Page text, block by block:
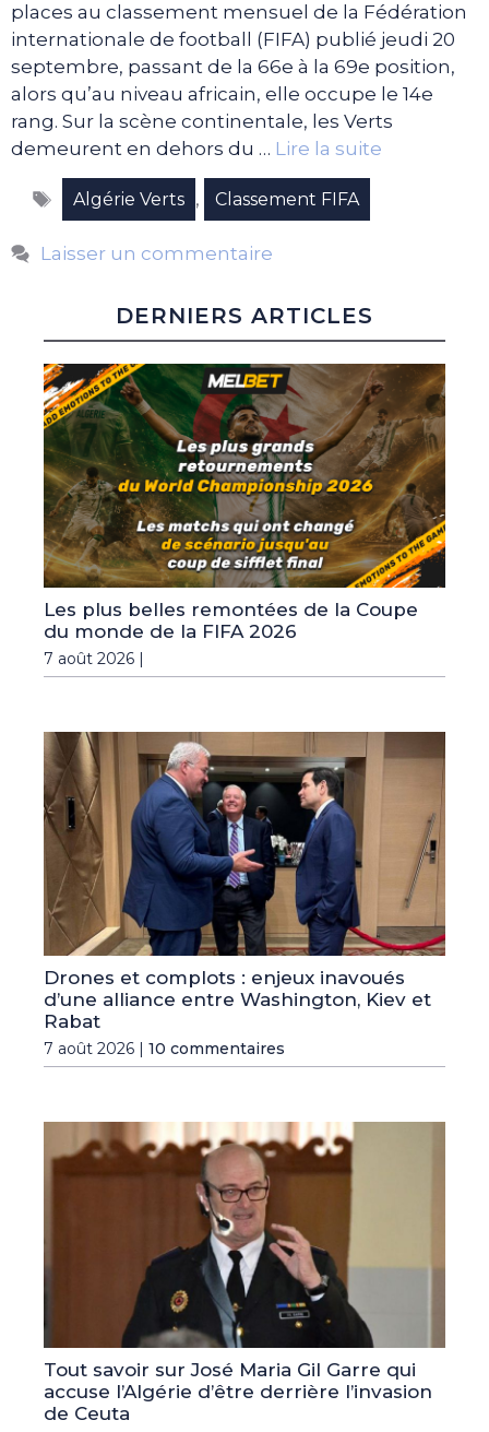
places au classement mensuel de la Fédération
internationale de football (FIFA) publié jeudi 20
septembre, passant de la 66e à la 69e position,
alors qu’au niveau africain, elle occupe le 14e
rang. Sur la scène continentale, les Verts
demeurent en dehors du … Lire la suite
Étiquettes
Algérie Verts , Classement FIFA
Laisser un commentaire
DERNIERS ARTICLES
Les plus belles remontées de la Coupe
du monde de la FIFA 2026
7 août 2026 |
Drones et complots : enjeux inavoués
d’une alliance entre Washington, Kiev et
Rabat
7 août 2026 | 10 commentaires
Tout savoir sur José Maria Gil Garre qui
accuse l’Algérie d’être derrière l’invasion
de Ceuta